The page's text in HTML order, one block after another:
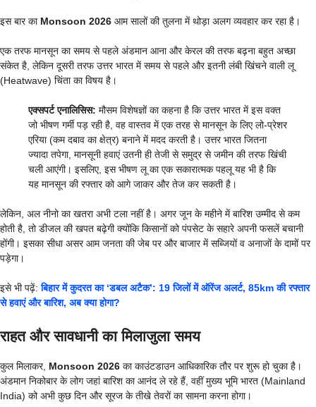
इस बार का Monsoon 2026 आम सालों की तुलना में थोड़ा अलग व्यवहार कर रहा है।
एक तरफ मानसून का समय से पहले अंडमान आना और केरल की तरफ बढ़ना बहुत अच्छा
संकेत है, लेकिन दूसरी तरफ उत्तर भारत में समय से पहले और इतनी लंबी खिंचने वाली लू
(Heatwave) चिंता का विषय है।
एक्सपर्ट एनालिसिस: मौसम विशेषज्ञों का कहना है कि उत्तर भारत में इस वक्त
जो भीषण गर्मी पड़ रही है, वह वास्तव में एक तरह से मानसून के लिए लो-प्रेशर
एरिया (कम दबाव का क्षेत्र) बनाने में मदद करती है। उत्तर भारत जितना
ज्यादा तपेगा, मानसूनी हवाएं उतनी ही तेजी से समुद्र से जमीन की तरफ खिंची
चली आएंगी। इसलिए, इस भीषण लू का एक सकारात्मक पहलू यह भी है कि
यह मानसून की रफ्तार को आगे जाकर और तेज कर सकती है।
लेकिन, अल नीनो का खतरा अभी टला नहीं है। अगर जून के महीने में बारिश उम्मीद से कम
होती है, तो डीजल की खपत बढ़ेगी क्योंकि किसानों को पंपसेट के सहारे अपनी फसलें बचानी
होंगी। इसका सीधा असर आम जनता की जेब पर और बाजार में सब्जियों व अनाजों के दामों पर
पड़ेगा।
इसे भी पढ़ें:बिहार में कुदरत का ‘डबल अटैक’: 19 जिलों में ऑरेंज अलर्ट, 85km की रफ्तार
से हवाएं और बारिश, अब क्या होगा?
राहत और सावधानी का मिलाजुला समय
कुल मिलाकर, Monsoon 2026 का काउंटडाउन आधिकारिक तौर पर शुरू हो चुका है।
अंडमान निकोबार के लोग जहां बारिश का आनंद ले रहे हैं, वहीं मुख्य भूमि भारत (Mainland
India) को अभी कुछ दिन और सूरज के तीखे तेवरों का सामना करना होगा।